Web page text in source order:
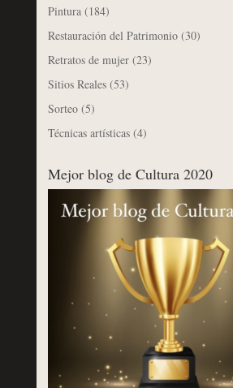
Pintura(184)
Restauración del Patrimonio(30)
Retratos de mujer(23)
Sitios Reales(53)
Sorteo(5)
Técnicas artísticas(4)
Mejor blog de Cultura 2020